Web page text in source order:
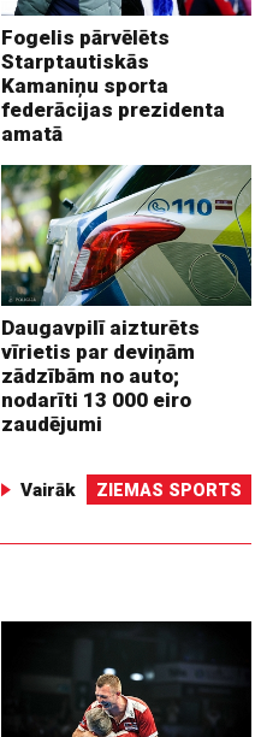
Fogelis pārvēlēts
Starptautiskās
Kamaniņu sporta
federācijas prezidenta
amatā
Daugavpilī aizturēts
vīrietis par deviņām
zādzībām no auto;
nodarīti 13 000 eiro
zaudējumi
Vairāk ZIEMAS SPORTS